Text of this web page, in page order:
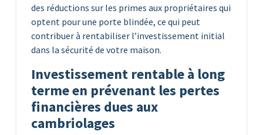
des réductions sur les primes aux propriétaires qui
optent pour une porte blindée, ce qui peut
contribuer à rentabiliser l’investissement initial
dans la sécurité de votre maison.
Investissement rentable à long
terme en prévenant les pertes
financières dues aux
cambriolages